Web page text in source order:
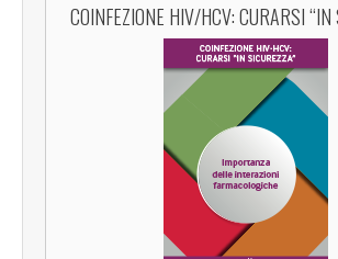
COINFEZIONE HIV/HCV: CURARSI “IN